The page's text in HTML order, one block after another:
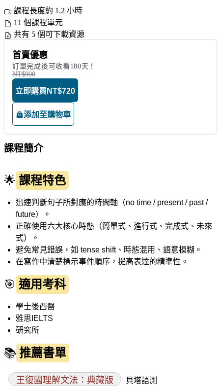
課程長度約 1.2 小時
11 個課程單元
共有 5 個可下載資源
首賣優惠
訂單完成後可收看180天！
NT$900
立即購買 NT$720
添加至購物車
課程簡介
🌟 課程特色
迅速判斷句子所對應的時間軸（no time / present / past /
future）。
正確使用六大核心時態（簡單式、進行式、完成式、未來
式）。
避免常見錯誤，如 tense shift、時態混用、語意模糊。
在寫作中清楚標示事件順序，提高表達的精準性。
🎯 適用考科
學士後西醫
雅思IELTS
研究所
📚 推薦書單
王復國理解文法：典藏版 貝塔語測